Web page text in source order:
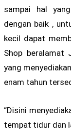
sampai hal
dengan baik ,
kecil dapat
Shop beralamat
yang
enam tahun
“Disini
tempat tidur dan